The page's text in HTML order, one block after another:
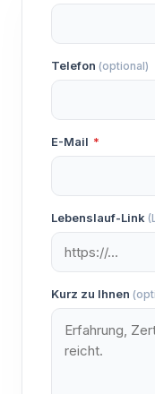
Telefon (optional)
E-Mail *
Lebenslauf-Link
Kurz zu Ihnen